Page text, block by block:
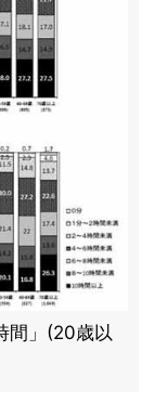
間」(20歳以